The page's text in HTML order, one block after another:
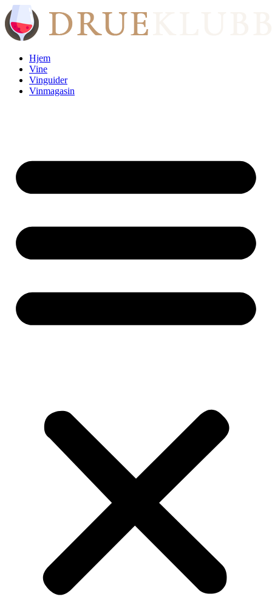
Videre
til
indhold
Hjem
Vine
Vinguider
Vinmagasin